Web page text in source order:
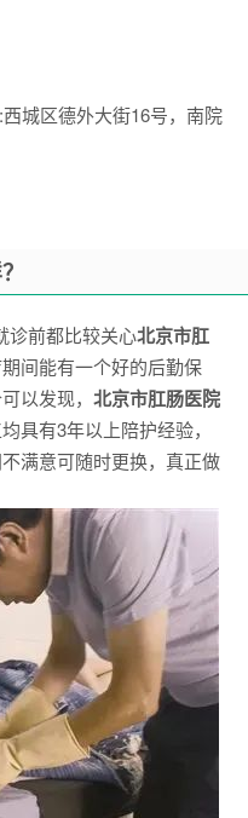
城区德外大街16号，南院
诊前都比较关心北京市肛
间能有一个好的后勤保
以发现， 北京市肛肠医院
具有3年以上陪护经验，
满意可随时更换，真正做